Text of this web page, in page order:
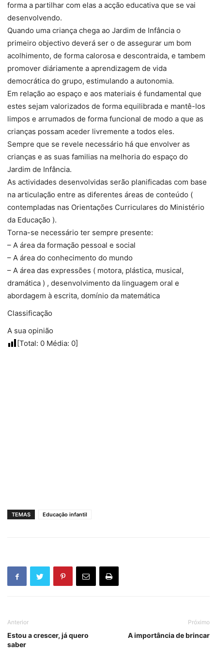
forma a partilhar com elas a acção educativa que se vai
desenvolvendo.
Quando uma criança chega ao Jardim de Infância o
primeiro objectivo deverá ser o de assegurar um bom
acolhimento, de forma calorosa e descontraida, e tambem
promover diáriamente a aprendizagem de vida
democrática do grupo, estimulando a autonomia.
Em relação ao espaço e aos materiais é fundamental que
estes sejam valorizados de forma equilibrada e mantê-los
limpos e arrumados de forma funcional de modo a que as
crianças possam aceder livremente a todos eles.
Sempre que se revele necessário há que envolver as
crianças e as suas familias na melhoria do espaço do
Jardim de Infância.
As actividades desenvolvidas serão planificadas com base
na articulação entre as diferentes áreas de conteúdo (
contempladas nas Orientações Curriculares do Ministério
da Educação ).
Torna-se necessário ter sempre presente:
– A área da formação pessoal e social
– A área do conhecimento do mundo
– A área das expressões ( motora, plástica, musical,
dramática ) , desenvolvimento da linguagem oral e
abordagem à escrita, domínio da matemática
Classificação
A sua opinião
[Total: 0 Média: 0]
TEMAS Educação infantil
Anterior
Estou a crescer, já quero
saber
Próximo
A importância de brincar